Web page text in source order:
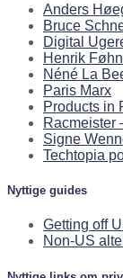
Anders
Bruce
Digital
Henrik
Néné La
Paris Marx
Products in
Racmeister
Signe
Techtopia
Nyttige guides
Getting off
Non-US